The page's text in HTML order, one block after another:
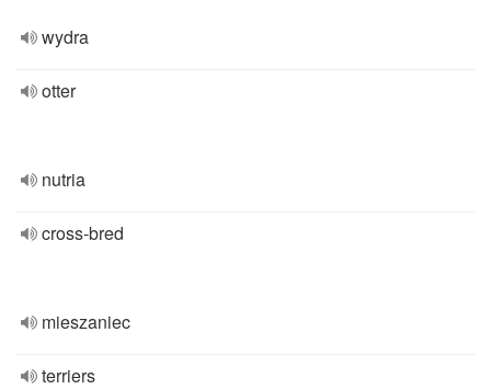
wydra
otter
nutria
cross-bred
mieszaniec
terriers